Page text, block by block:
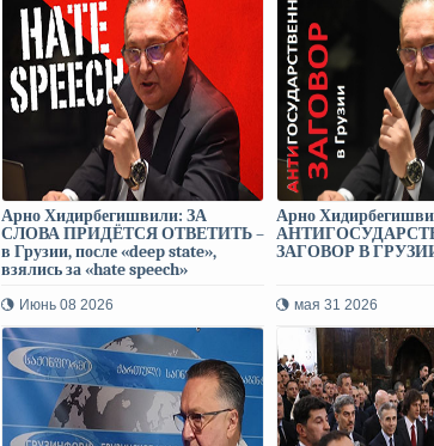
Арно Хидирбегишвили: ЗА
СЛОВА ПРИДЁТСЯ ОТВЕТИТЬ –
в Грузии, после «deep state»,
взялись за «hate speech»
Июнь 08 2026
Арно
ЗАГОВОР В
мая 31 2026